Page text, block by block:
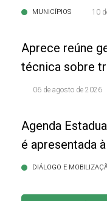
MUNICÍPIOS 10
Aprece reúne
técnica sobre
06 de agosto de 2026
Agenda
é apresentada
DIÁLOGO E